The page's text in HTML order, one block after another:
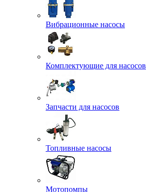
Вибрационные насосы
Комплектующие для насосов
Запчасти для насосов
Топливные насосы
Мотопомпы